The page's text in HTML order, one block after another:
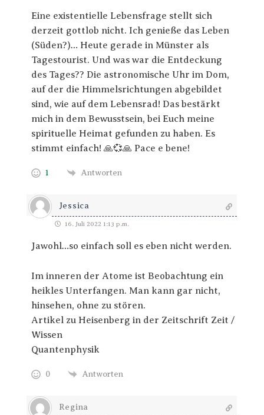
Eine existentielle Lebensfrage stellt sich
derzeit gottlob nicht. Ich genieße das Leben
(Süden?)… Heute gerade in Münster als
Tagestourist. Und was war die Entdeckung
des Tages?? Die astronomische Uhr im Dom,
auf der die Himmelsrichtungen abgebildet
sind, wie auf dem Lebensrad! Das bestärkt
mich in dem Bewusstsein, bei Euch meine
spirituelle Heimat gefunden zu haben. Es
stimmt einfach! 🙏💞🙏 Pace e bene!
1 Antworten
Jessica
16. Juli 2022 1:13 p.m.
Jawohl…so einfach soll es eben nicht werden.
Im inneren der Atome ist Beobachtung ein
heikles Unterfangen. Man kann gar nicht,
hinsehen, ohne zu stören.
Artikel zu Heisenberg in der Zeitschrift Zeit /
Wissen
Quantenphysik
0 Antworten
Regina